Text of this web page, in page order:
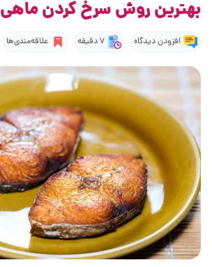
بهترین روش سرخ کردن ماهی
افزودن دیدگاه 7 دقیقه علاقه‌مندی‌ها